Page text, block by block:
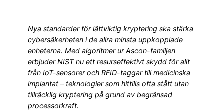
Nya standarder för lättviktig kryptering ska stärka
cybersäkerheten i de allra minsta uppkopplade
enheterna. Med algoritmer ur Ascon-familjen
erbjuder NIST nu ett resurseffektivt skydd för allt
från IoT-sensorer och RFID-taggar till medicinska
implantat – teknologier som hittills ofta stått utan
tillräcklig kryptering på grund av begränsad
processorkraft.